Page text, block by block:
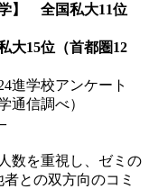
学】 全国私大11位
大15位（首都圏12
進学校アンケート
通信調べ）
数を重視し、ゼミの
との双方向のコミ